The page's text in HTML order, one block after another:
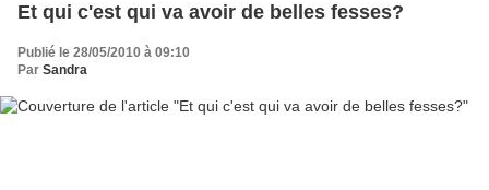
Et qui c'est qui va avoir de belles fesses?
Publié le 28/05/2010 à 09:10
Par Sandra